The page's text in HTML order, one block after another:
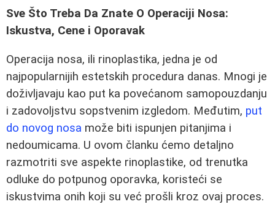
Sve Što Treba Da Znate O Operaciji Nosa:
Iskustva, Cene i Oporavak
Operacija nosa, ili rinoplastika, jedna je od
najpopularnijih estetskih procedura danas. Mnogi je
doživljavaju kao put ka povećanom samopouzdanju
i zadovoljstvu sopstvenim izgledom. Međutim, put
do novog nosa može biti ispunjen pitanjima i
nedoumicama. U ovom članku ćemo detaljno
razmotriti sve aspekte rinoplastike, od trenutka
odluke do potpunog oporavka, koristeći se
iskustvima onih koji su već prošli kroz ovaj proces.